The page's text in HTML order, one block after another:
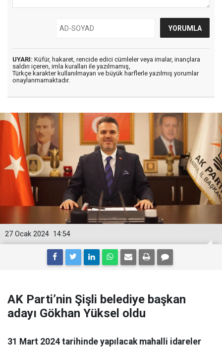
UYARI: Küfür, hakaret, rencide edici cümleler veya imalar, inançlara
saldırı içeren, imla kuralları ile yazılmamış,
Türkçe karakter kullanılmayan ve büyük harflerle yazılmış yorumlar
onaylanmamaktadır.
14:54
27 Ocak 2024
AK Parti’nin Şişli belediye başkan
adayı Gökhan Yüksel oldu
31 Mart 2024 tarihinde yapılacak mahalli idareler